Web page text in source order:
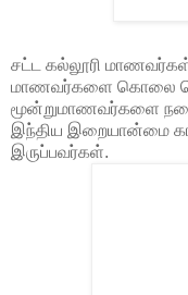
சட்ட கல்லூரி மாணவர்கள்
மாணவர்களை கொலை
மூன்றுமாணவர்களை
இந்திய இறையான்மை
இருப்பவர்கள்.